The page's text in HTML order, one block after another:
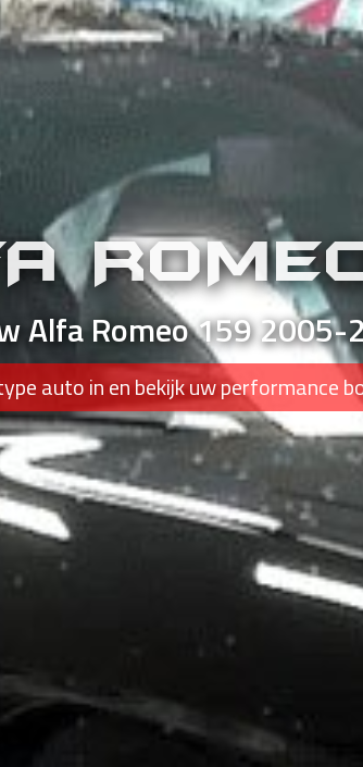
Alfa Romeo 159
auto in en bekijk uw performance